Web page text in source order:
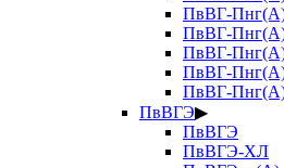
ПвВГ-
ПвВГ-
ПвВГ-
ПвВГ-
ПвВГ-
ПвВГЭ▶
ПвВГЭ
ПвВГЭ-ХЛ